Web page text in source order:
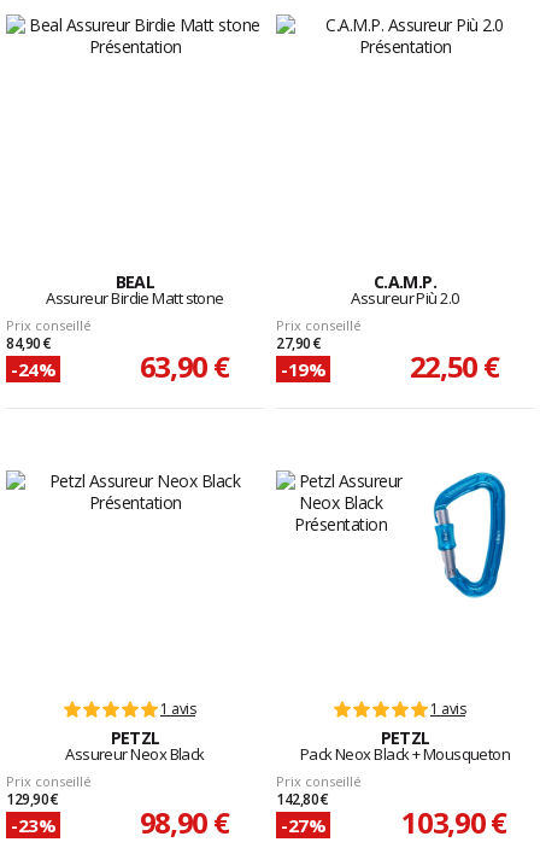
BEAL
Assureur Birdie Matt stone
Prix conseillé
84,90 €
-24% 63,90 €
C.A.M.P.
Assureur Più 2.0
Prix conseillé
27,90 €
-19% 22,50 €
1 avis
PETZL
Assureur Neox Black
Prix conseillé
129,90 €
-23% 98,90 €
1 avis
PETZL
Pack Neox Black + Mousqueton
Prix conseillé
142,80 €
-27% 103,90 €